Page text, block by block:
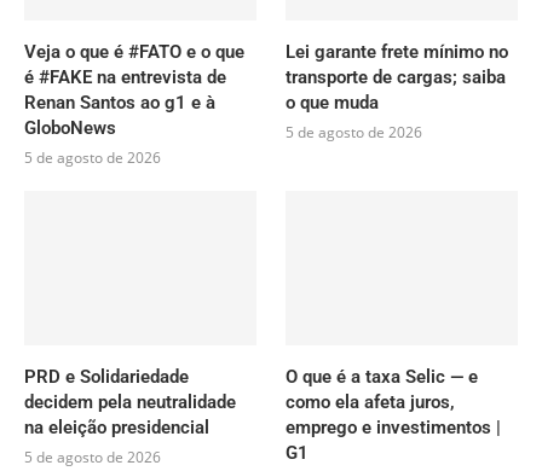
Veja o que é #FATO e o que
é #FAKE na entrevista de
Renan Santos ao g1 e à
GloboNews
5 de agosto de 2026
Lei garante frete mínimo no
transporte de cargas; saiba
o que muda
5 de agosto de 2026
PRD e Solidariedade
decidem pela neutralidade
na eleição presidencial
5 de agosto de 2026
O que é a taxa Selic — e
como ela afeta juros,
emprego e investimentos |
G1